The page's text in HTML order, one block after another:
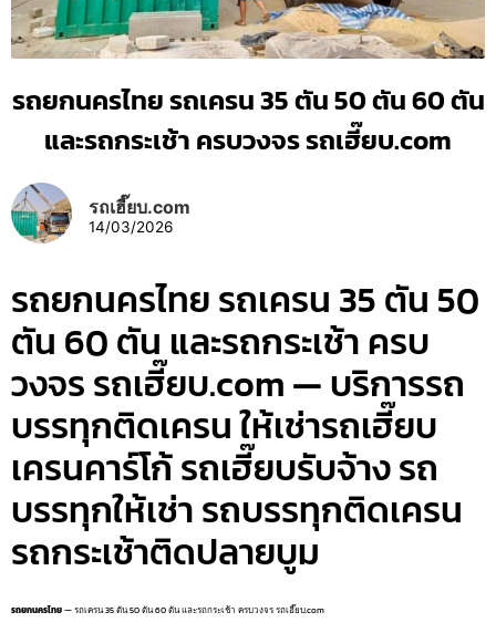
รถยกนครไทย รถเครน 35 ตัน 50 ตัน 60 ตัน
และรถกระเช้า ครบวงจร รถเฮี๊ยบ.com
รถเฮี๊ยบ.com
14/03/2026
รถยกนครไทย รถเครน 35 ตัน 50
ตัน 60 ตัน และรถกระเช้า ครบ
วงจร รถเฮี๊ยบ.com — บริการรถ
บรรทุกติดเครน ให้เช่ารถเฮี๊ยบ
เครนคาร์โก้ รถเฮี๊ยบรับจ้าง รถ
บรรทุกให้เช่า รถบรรทุกติดเครน
รถกระเช้าติดปลายบูม
รถยกนครไทย— รถเครน 35 ตัน 50 ตัน 60 ตัน และรถกระเช้า ครบวงจร รถเฮี๊ยบ.com